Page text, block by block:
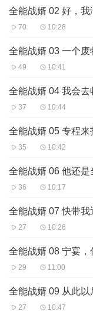
第二步：如果您无法
APP】公众号，通过
服；
838-5616
全能战婿 02 好，我
70 10:28
全能战婿 03 一个废
49 10:41
全能战婿 04 我会去
37 10:44
全能战婿 05 专程来
35 10:42
全能战婿 06 他还是
36 10:17
全能战婿 07 快带我
27 10:26
全能战婿 08 宁宴，
29 11:00
全能战婿 09 从此
27 10:47